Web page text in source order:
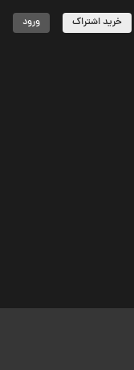
خرید اشتراک ورود